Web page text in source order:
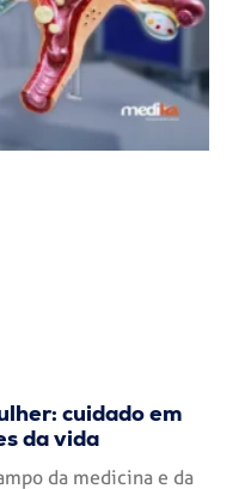
cuidado em
da vida
da medicina e da